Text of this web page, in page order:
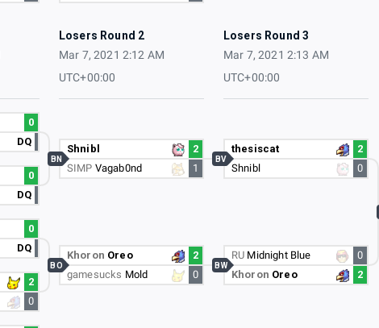
Losers Round 2
Mar 7, 2021 2:12 AM
UTC+00:00
Losers Round 3
Mar 7, 2021 2:13 AM
UTC+00:00
0
DQ
0
DQ
0
DQ
2
0
Shnibl
2
SIMP Vagab0nd 1
BN
Khoron Oreo
2
gamesucks Mold 0
BO
thesiscat
2
Shnibl
0
BV
RU Midnight Blue
0
Khoron Oreo 2
BW